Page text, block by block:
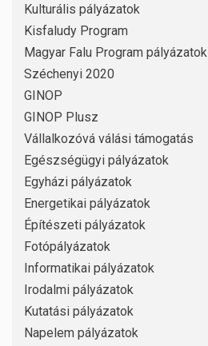
Kulturális pályázatok
Kisfaludy Program
Magyar Falu Program pályázatok
Széchenyi 2020
GINOP
GINOP Plusz
Vállalkozóvá válási támogatás
Egészségügyi pályázatok
Egyházi pályázatok
Energetikai pályázatok
Építészeti pályázatok
Fotópályázatok
Informatikai pályázatok
Irodalmi pályázatok
Kutatási pályázatok
Napelem pályázatok